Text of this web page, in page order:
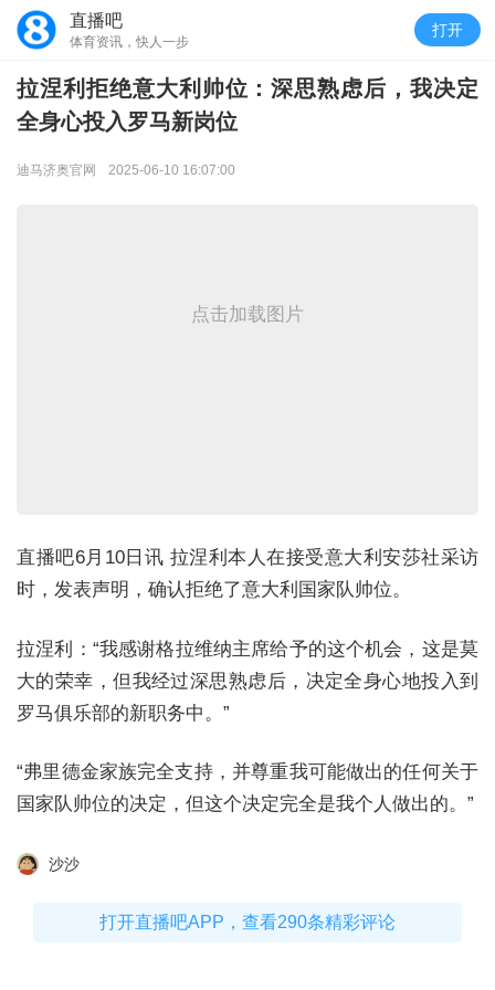
直播吧
体育资讯，快人一步
打开
拉涅利拒绝意大利帅位：深思熟虑后，我决定
全身心投入罗马新岗位
迪马济奥官网 2025-06-10 16:07:00
点击加载图片
直播吧6月10日讯 拉涅利本人在接受意大利安莎社采访
时，发表声明，确认拒绝了意大利国家队帅位。
拉涅利：“我感谢格拉维纳主席给予的这个机会，这是莫
大的荣幸，但我经过深思熟虑后，决定全身心地投入到
罗马俱乐部的新职务中。”
“弗里德金家族完全支持，并尊重我可能做出的任何关于
国家队帅位的决定，但这个决定完全是我个人做出的。”
沙沙
打开直播吧APP，查看290条精彩评论